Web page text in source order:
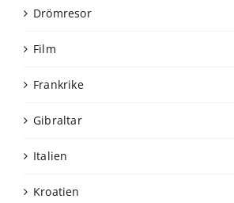
Drömresor
Film
Frankrike
Gibraltar
Italien
Kroatien